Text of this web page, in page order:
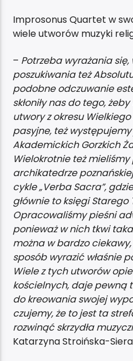
Improsonus Quartet w
wiele utworów muzyki
– Potrzeba wyrażania
poszukiwania też
podobne odczuwanie
skłoniły nas do tego,
utwory z okresu
pasyjne, też
Akademickich Gorzkich
Wielokrotnie też
archikatedrze
cykle „Verba Sacra”,
głównie to księgi
Opracowaliśmy pieśni
ponieważ w nich tkwi
można w bardzo
sposób wyrazić właśnie
Wiele z tych utworów
kościelnych, daje pewną
do kreowania swojej
czujemy, że to jest ta
rozwinąć skrzydła
Katarzyna Stroińska-